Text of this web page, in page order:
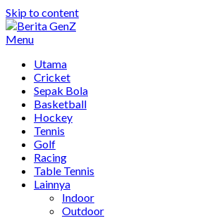
Skip to content
Menu
Utama
Cricket
Sepak Bola
Basketball
Hockey
Tennis
Golf
Racing
Table Tennis
Lainnya
Indoor
Outdoor